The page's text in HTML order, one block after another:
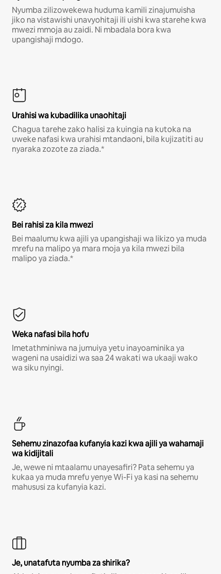
Nyumba zilizowekewa huduma kamili zinajumuisha
jiko na vistawishi unavyohitaji ili uishi kwa starehe kwa
mwezi mmoja au zaidi. Ni mbadala bora kwa
upangishaji mdogo.
Urahisi wa kubadilika unaohitaji
Chagua tarehe zako halisi za kuingia na kutoka na
uweke nafasi kwa urahisi mtandaoni, bila kujizatiti au
nyaraka zozote za ziada.*
Bei rahisi za kila mwezi
Bei maalumu kwa ajili ya upangishaji wa likizo ya muda
mrefu na malipo ya mara moja ya kila mwezi bila
malipo ya ziada.*
Weka nafasi bila hofu
Imetathminiwa na jumuiya yetu inayoaminika ya
wageni na usaidizi wa saa 24 wakati wa ukaaji wako
wa siku nyingi.
Sehemu zinazofaa kufanyia kazi kwa ajili ya wahamaji
wa kidijitali
Je, wewe ni mtaalamu unayesafiri? Pata sehemu ya
kukaa ya muda mrefu yenye Wi-Fi ya kasi na sehemu
mahususi za kufanyia kazi.
Je, unatafuta nyumba za shirika?